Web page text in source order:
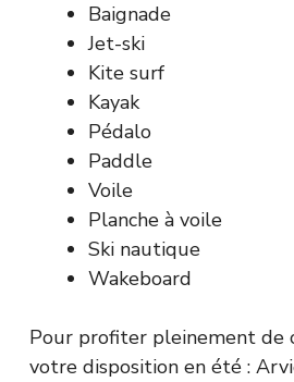
Baignade
Jet-ski
Kite surf
Kayak
Pédalo
Paddle
Voile
Planche à voile
Ski nautique
Wakeboard
Pour profiter pleinement de
votre disposition en été :